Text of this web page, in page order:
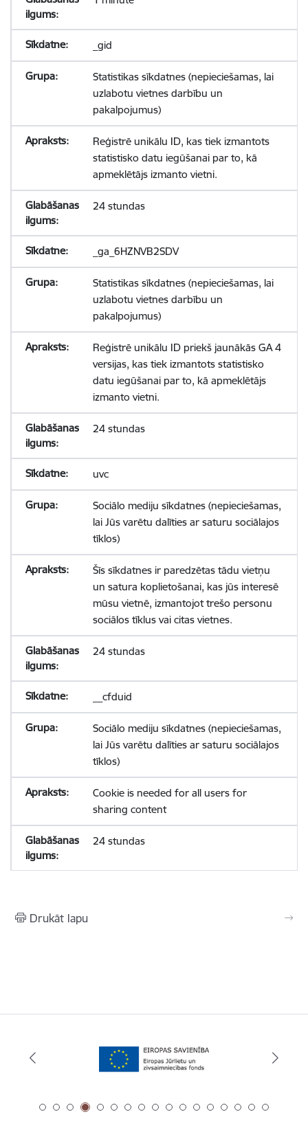
_gid
Statistikas sīkdatnes (nepieciešamas, lai
uzlabotu vietnes darbību un
pakalpojumus)
Reģistrē unikālu ID, kas tiek izmantots
statistisko datu iegūšanai par to, kā
apmeklētājs izmanto vietni.
24 stundas
_ga_6HZNVB2SDV
Statistikas sīkdatnes (nepieciešamas, lai
uzlabotu vietnes darbību un
pakalpojumus)
Reģistrē unikālu ID priekš jaunākās GA 4
versijas, kas tiek izmantots statistisko
datu iegūšanai par to, kā apmeklētājs
izmanto vietni.
24 stundas
uvc
Sociālo mediju sīkdatnes (nepieciešamas,
lai Jūs varētu dalīties ar saturu sociālajos
tīklos)
Šīs sīkdatnes ir paredzētas tādu vietņu
un satura koplietošanai, kas jūs interesē
mūsu vietnē, izmantojot trešo personu
sociālos tīklus vai citas vietnes.
24 stundas
__cfduid
Sociālo mediju sīkdatnes (nepieciešamas,
lai Jūs varētu dalīties ar saturu sociālajos
tīklos)
Cookie is needed for all users for
sharing content
24 stundas
Drukāt lapu